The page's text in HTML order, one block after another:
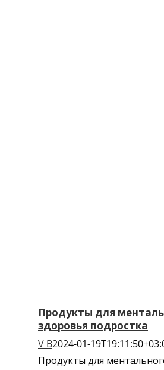
Продукты для
здоровья подростка
V B2024-01-
Продукты для